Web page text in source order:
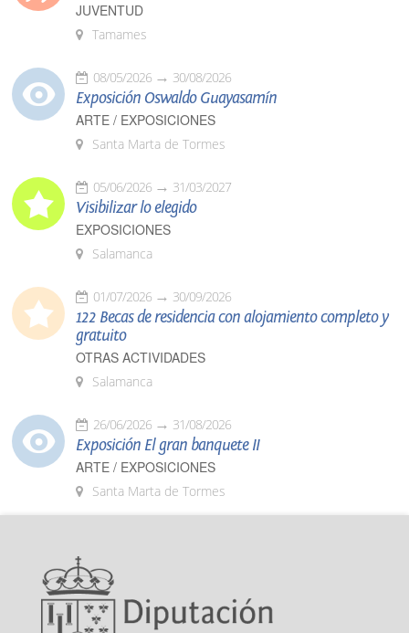
JUVENTUD
Tamames
08/05/2026 30/08/2026
Exposición Oswaldo Guayasamín
ARTE / EXPOSICIONES
Santa Marta de Tormes
05/06/2026 31/03/2027
Visibilizar lo elegido
EXPOSICIONES
Salamanca
01/07/2026 30/09/2026
122 Becas de residencia con alojamiento completo y
gratuito
OTRAS ACTIVIDADES
Salamanca
26/06/2026 31/08/2026
Exposición El gran banquete II
ARTE / EXPOSICIONES
Santa Marta de Tormes